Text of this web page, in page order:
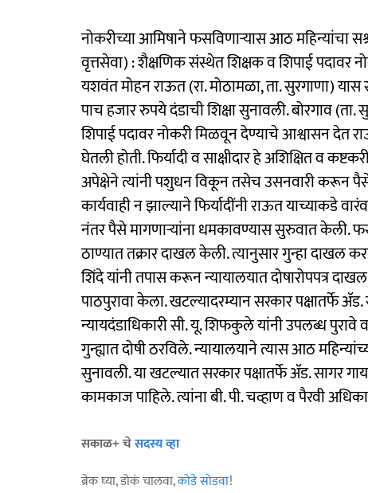
नोकरीच्या आमिषाने फसविणाऱ्यास आठ महिन्यांचा
वृत्तसेवा) : शैक्षणिक संस्थेत शिक्षक व शिपाई
यशवंत मोहन राऊत (रा. मोठामळा, ता. सुरगाणा)
पाच हजार रुपये दंडाची शिक्षा सुनावली. बोरगाव
शिपाई पदावर नोकरी मिळवून देण्याचे आश्वासन देत
घेतली होती. फिर्यादी व साक्षीदार हे अशिक्षित व
अपेक्षेने त्यांनी पशुधन विकून तसेच उसनवारी करून
कार्यवाही न झाल्याने फिर्यादींनी राऊत याच्याकडे
नंतर पैसे मागणाऱ्यांना धमकावण्यास सुरुवात केली.
ठाण्यात तक्रार दाखल केली. त्यानुसार गुन्हा दाखल
शिंदे यांनी तपास करून न्यायालयात दोषारोपपत्र
पाठपुरावा केला. खटल्यादरम्यान सरकार पक्षातर्फे
न्यायदंडाधिकारी सी. यू. शिफकुले यांनी उपलब्ध
गुन्ह्यात दोषी ठरविले. न्यायालयाने त्यास आठ
सुनावली. या खटल्यात सरकार पक्षातर्फे ॲड. सागर
कामकाज पाहिले. त्यांना बी. पी. चव्हाण व पैरवी
सकाळ+ चेसदस्य व्हा
ब्रेक घ्या, डोकं चालवा,कोडे सोडवा!